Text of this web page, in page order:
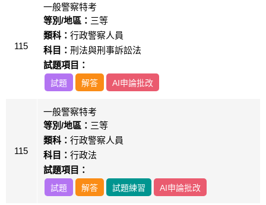
115
一般警察特考
等別/地區： 三等
類科： 行政警察人員
科目： 刑法與刑事訴訟法
試題項目：
試題 解答 AI申論批改
115
一般警察特考
等別/地區： 三等
類科： 行政警察人員
科目： 行政法
試題項目：
試題 解答 試題練習 AI申論批改